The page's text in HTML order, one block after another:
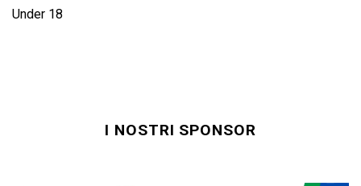
Under 18
I NOSTRI SPONSOR